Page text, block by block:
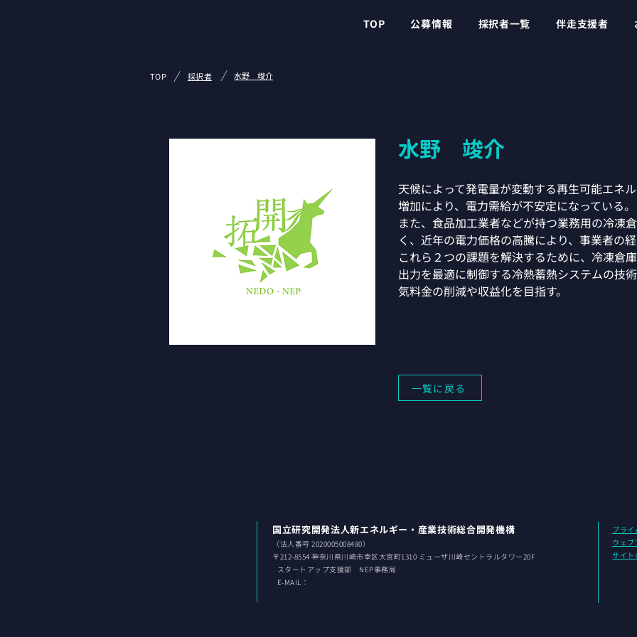
TOP 公募情報 採択者一覧 伴走支援者
TOP / 採択者 / 水野 竣介
水野 竣介
天候によって発電量が変動する再生可能エネ
増加により、電力需給が不安定になっている。
また、食品加工業者などが持つ業務用の冷凍
く、近年の電力価格の高騰により、事業者の
これら２つの課題を解決するために、冷凍倉
出力を最適に制御する冷熱蓄熱システムの技
気料金の削減や収益化を目指す。
一覧に戻る
国立研究開発法人新エネルギー・産業技術総合開発機構
（法人番号 2020005008480）
〒212-8554 神奈川県川崎市幸区大宮町1310 ミューザ川崎セントラルタワー20F
スタ ートアップ支援部 NEP事務局
E-MAIL：
プライ
ウェブ
サイト